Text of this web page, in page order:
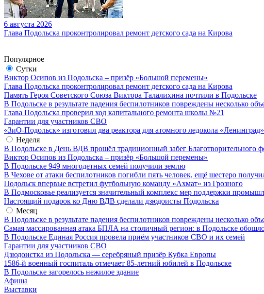
6 августа 2026
Глава Подольска проконтролировал ремонт детского сада на Кирова
Популярное
Сутки
Виктор Осипов из Подольска – призёр «Большой перемены»
Глава Подольска проконтролировал ремонт детского сада на Кирова
Память Героя Советского Союза Виктора Талалихина почтили в Подольске
В Подольске в результате падения беспилотников повреждены несколько
Глава Подольска проверил ход капитального ремонта школы №21
Гарантии для участников СВО
«ЗиО-Подольск» изготовил два реактора для атомного ледокола «Ленинград»
Неделя
В Подольске в День ВДВ прошёл традиционный забег Благотворительного
Виктор Осипов из Подольска – призёр «Большой перемены»
В Подольске 949 многодетных семей получили землю
В Чехове от атаки беспилотников погибли пять человек, ещё шестеро
Подольск впервые встретил футбольную команду «Ахмат» из Грозного
В Подмосковье реализуется значительный комплекс мер поддержки
Настоящий подарок ко Дню ВДВ сделали дзюдоисты Подольска
Месяц
В Подольске в результате падения беспилотников повреждены несколько
Самая массированная атака БПЛА на столичный регион: в Подольске
В Подольске Единая Россия провела приём участников СВО и их семей
Гарантии для участников СВО
Дзюдоистка из Подольска — серебряный призёр Кубка Европы
1586-й военный госпиталь отмечает 85-летний юбилей в Подольске
В Подольске загорелось нежилое здание
Афиша
Выставки